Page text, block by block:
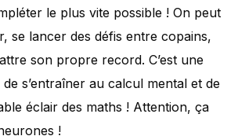
le plus vite possible ! On peut
se lancer des défis entre copains,
son propre record. C’est une
s’entraîner au calcul mental et de
éclair des maths ! Attention, ça
!